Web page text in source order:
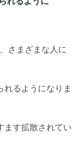
さまざまな人に
れるようになりま
ます拡散されてい